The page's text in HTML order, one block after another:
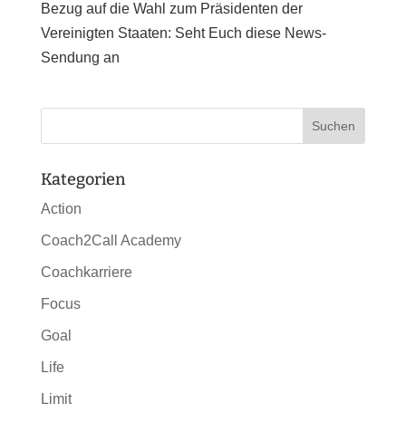
Bezug auf die Wahl zum Präsidenten der
Vereinigten Staaten: Seht Euch diese News-
Sendung an
Kategorien
Action
Coach2Call Academy
Coachkarriere
Focus
Goal
Life
Limit